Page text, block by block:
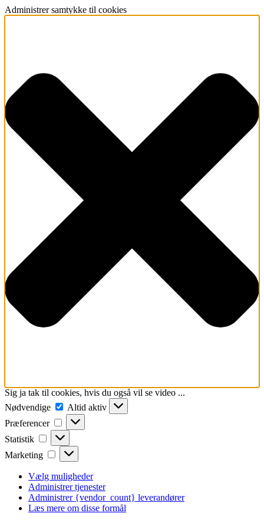
Administrer samtykke til cookies
Sig ja tak til cookies, hvis du også vil se video ...
Nødvendige
Nødvendige
Altid aktiv
Præferencer
Præferencer
Statistik Statistik
Marketing Marketing
Vælg muligheder
Administrer tjenester
Administrer {vendor_count} leverandører
Læs mere om disse formål